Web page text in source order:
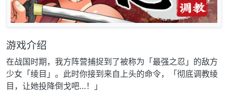
游戏介绍
在战国时期，我方阵营捕捉到了被称为「最强之忍」的敌方
少女「绫目」。此时你接到来自上头的命令，「彻底调教绫
目，让她投降倒戈吧…！」